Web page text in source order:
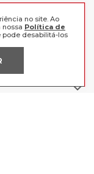
no site. Ao
Política de
pode desabilitá-los
marcas aqui.